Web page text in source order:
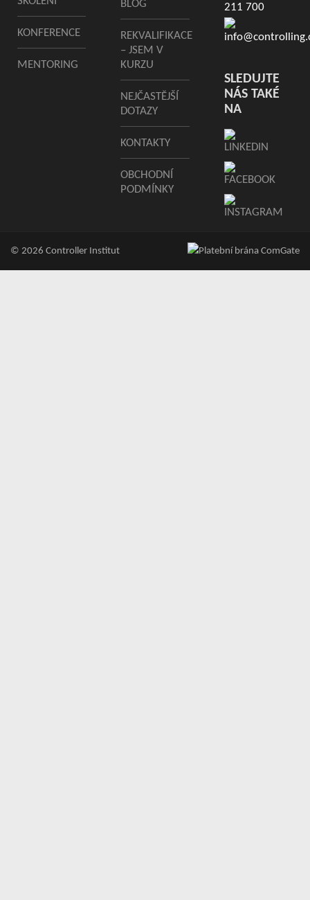
KONFERENCE
MENTORING
BLOG
REKVALIFIKACE
– JSEM V
KURZU
NEJČASTĚJŠÍ
DOTAZY
KONTAKTY
OBCHODNÍ
PODMÍNKY
211 700
SLEDUJTE
NÁS TAKÉ
NA
© 2026 Controller Institut